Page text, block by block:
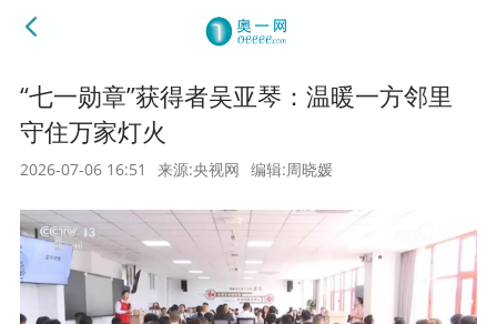
“七一勋章”获得者吴亚琴：温暖一方邻里
守住万家灯火
2026-07-06 16:51 来源:央视网 编辑:周晓媛